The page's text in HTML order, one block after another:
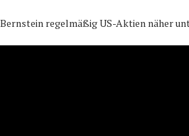
regelmäßig US-Aktien näher